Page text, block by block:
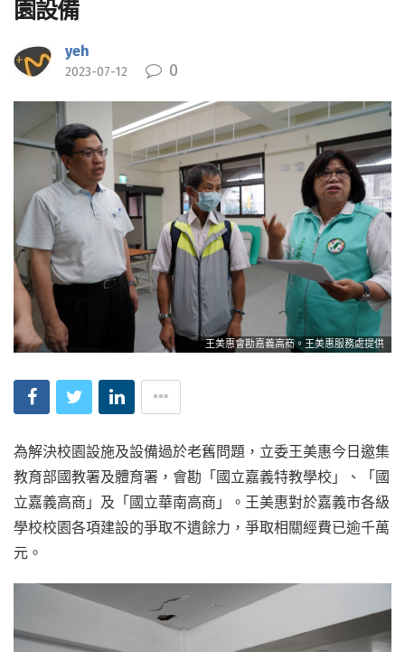
園設備
yeh
2023-07-12 0
王美惠會勘嘉義高商。王美惠服務處提供
為解決校園設施及設備過於老舊問題，立委王美惠今日邀集
教育部國教署及體育署，會勘「國立嘉義特教學校」、「國
立嘉義高商」及「國立華南高商」。王美惠對於嘉義市各級
學校校園各項建設的爭取不遺餘力，爭取相關經費已逾千萬
元。